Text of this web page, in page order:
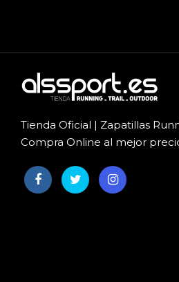
Tienda Oficial | Zapatillas
Compra Online al mejor